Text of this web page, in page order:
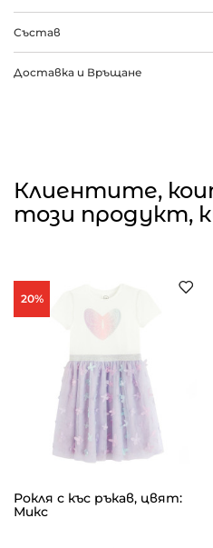
Състав
Доставка и Връщане
Клиентите,
този продукт,
20%
Рокля с къс ръкав, цвят:
Микс